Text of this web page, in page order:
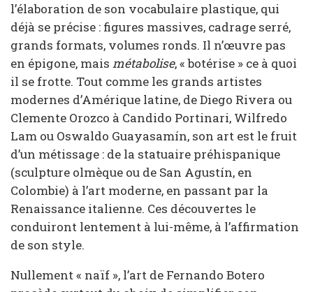
l’élaboration de son vocabulaire plastique, qui
déjà se précise : figures massives, cadrage serré,
grands formats, volumes ronds. Il n’œuvre pas
en épigone, mais métabolise, « botérise » ce à quoi
il se frotte. Tout comme les grands artistes
modernes d’Amérique latine, de Diego Rivera ou
Clemente Orozco à Candido Portinari, Wilfredo
Lam ou Oswaldo Guayasamín, son art est le fruit
d’un métissage : de la statuaire préhispanique
(sculpture olmèque ou de San Agustín, en
Colombie) à l’art moderne, en passant par la
Renaissance italienne. Ces découvertes le
conduiront lentement à lui-même, à l’affirmation
de son style.
Nullement « naïf », l’art de Fernando Botero